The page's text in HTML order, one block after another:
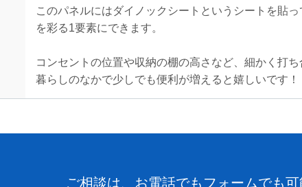
このパネルにはダイノックシートというシートを貼
を彩る1要素にできます。
コンセントの位置や収納の棚の高さなど、細かく打
暮らしのなかで少しでも便利が増えると嬉しいです！
ご相談は、お電話でもフォームでも可